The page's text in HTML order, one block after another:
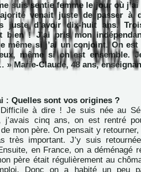
suis sentie femme le jour où
venait juste de passer à
juste d’avoir dix-huit ans.
bien ! J’ai pris mon
même si j’ai un conjoint. On
même si on est ensemble.
» Marie-Claude, 48 ans,
: Quelles sont vos origines ?
à dire ! Je suis née au
j’avais cinq ans, on est rentré
mon père. On pensait y
très important. J’y suis
en France, on a déménagé
père était régulièrement au
Donc on a habité un peu